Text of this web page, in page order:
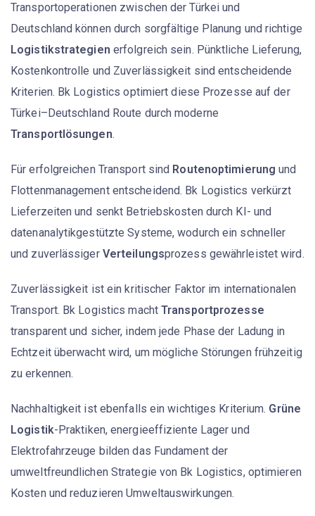
Transportoperationen zwischen der Türkei und
Deutschland können durch sorgfältige Planung und richtige
Logistikstrategien erfolgreich sein. Pünktliche Lieferung,
Kostenkontrolle und Zuverlässigkeit sind entscheidende
Kriterien. Bk Logistics optimiert diese Prozesse auf der
Türkei–Deutschland Route durch moderne
Transportlösungen.
Für erfolgreichen Transport sind Routenoptimierung und
Flottenmanagement entscheidend. Bk Logistics verkürzt
Lieferzeiten und senkt Betriebskosten durch KI- und
datenanalytikgestützte Systeme, wodurch ein schneller
und zuverlässiger Verteilungsprozess gewährleistet wird.
Zuverlässigkeit ist ein kritischer Faktor im internationalen
Transport. Bk Logistics machtTransportprozesse
transparent und sicher, indem jede Phase der Ladung in
Echtzeit überwacht wird, um mögliche Störungen frühzeitig
zu erkennen.
Nachhaltigkeit ist ebenfalls ein wichtiges Kriterium. Grüne
Logistik-Praktiken, energieeffiziente Lager und
Elektrofahrzeuge bilden das Fundament der
umweltfreundlichen Strategie von Bk Logistics, optimieren
Kosten und reduzieren Umweltauswirkungen.